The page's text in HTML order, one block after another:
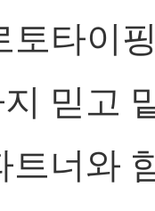
토타이
믿고
트너와